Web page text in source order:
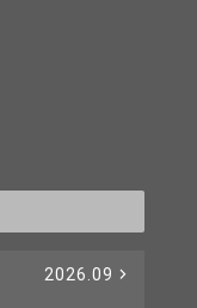
2026.09